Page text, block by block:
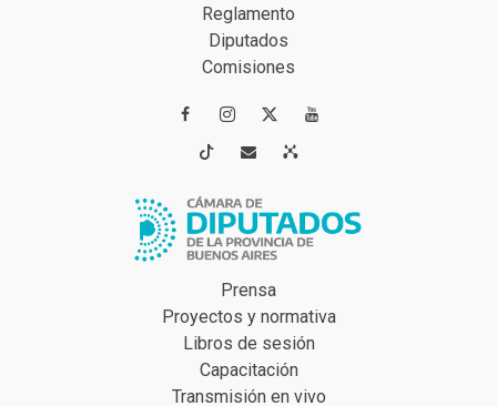
Reglamento
Diputados
Comisiones
 
 
Prensa
Proyectos y normativa
Libros de sesión
Capacitación
Transmisión en vivo